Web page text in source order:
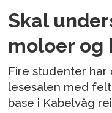
Skal
moloer og
Fire studenter
lesesalen med
base i Kabelvåg